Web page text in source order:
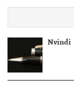
Nvindi